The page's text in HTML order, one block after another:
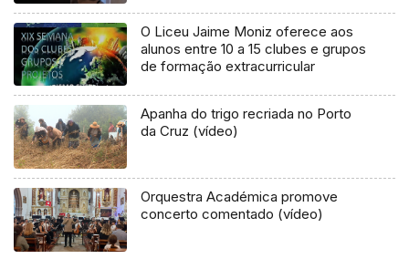
O Liceu Jaime Moniz oferece aos
alunos entre 10 a 15 clubes e grupos
de formação extracurricular
Apanha do trigo recriada no Porto
da Cruz (vídeo)
Orquestra Académica promove
concerto comentado (vídeo)